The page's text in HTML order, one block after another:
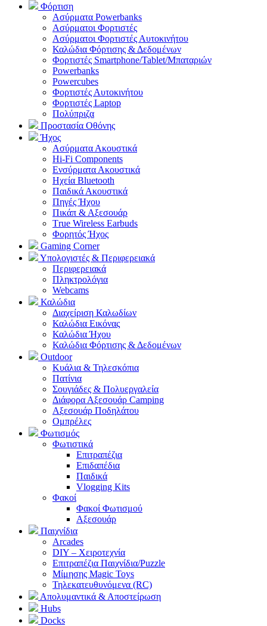
Φόρτιση
Ασύρματα Powerbanks
Aσύρματοι Φορτιστές
Ασύρματοι Φορτιστές Αυτοκινήτου
Καλώδια Φόρτισης & Δεδομένων
Φορτιστές Smartphone/Tablet/Μπαταριών
Powerbanks
Powercubes
Φορτιστές Αυτοκινήτου
Φορτιστές Laptop
Πολύπριζα
Προστασία Οθόνης
Ήχος
Ασύρματα Ακουστικά
Hi-Fi Components
Ενσύρματα Ακουστικά
Ηχεία Bluetooth
Παιδικά Ακουστικά
Πηγές Ήχου
Πικάπ & Αξεσουάρ
Τrue Wireless Earbuds
Φορητός Ήχος
Gaming Corner
Υπολογιστές & Περιφερειακά
Περιφερειακά
Πληκτρολόγια
Webcams
Καλώδια
Διαχείριση Καλωδίων
Καλώδια Εικόνας
Καλώδια Ήχου
Καλώδια Φόρτισης & Δεδομένων
Outdoor
Κυάλια & Τηλεσκόπια
Πατίνια
Σουγιάδες & Πολυεργαλεία
Διάφορα Αξεσουάρ Camping
Αξεσουάρ Ποδηλάτου
Ομπρέλες
Φωτισμός
Φωτιστικά
Επιτραπέζια
Επιδαπέδια
Παιδικά
Vlogging Kits
Φακοί
Φακοί Φωτισμού
Αξεσουάρ
Παιχνίδια
Arcades
DIY – Χειροτεχνία
Επιτραπέζια Παιχνίδια/Puzzle
Μίμησης Magic Toys
Τηλεκατευθυνόμενα (RC)
Απολυμαντικά & Αποστείρωση
Hubs
Docks